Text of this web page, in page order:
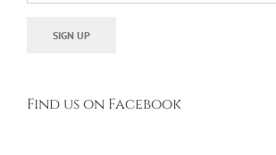
Find us on Facebook